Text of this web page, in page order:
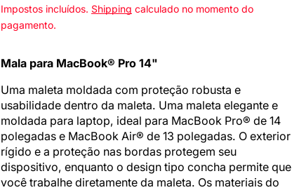
Abrir
multimédia
2
na
vista
de
galeria
Impostos incluídos. Shipping calculado no momento do
pagamento.
Mala para MacBook® Pro 14"
Uma maleta moldada com proteção robusta e
usabilidade dentro da maleta. Uma maleta elegante e
moldada para laptop, ideal para MacBook Pro® de 14
polegadas e MacBook Air® de 13 polegadas. O exterior
rígido e a proteção nas bordas protegem seu
dispositivo, enquanto o design tipo concha permite que
você trabalhe diretamente da maleta. Os materiais do